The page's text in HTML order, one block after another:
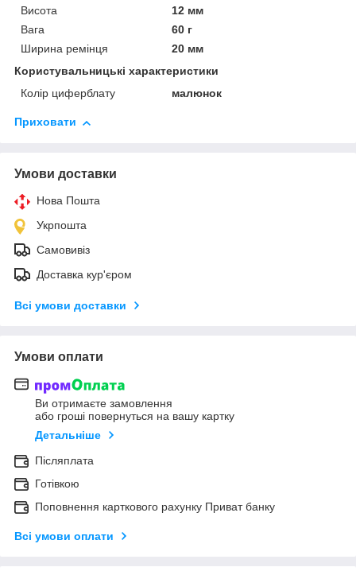
Висота
12 мм
Вага
60 г
Ширина ремінця
20 мм
Користувальницькі характеристики
Колір циферблату
малюнок
Приховати
Умови доставки
Нова Пошта
Укрпошта
Самовивіз
Доставка кур'єром
Всі умови доставки
Умови оплати
Ви отримаєте замовлення
або гроші повернуться на вашу картку
Детальніше
Післяплата
Готівкою
Поповнення карткового рахунку Приват банку
Всі умови оплати